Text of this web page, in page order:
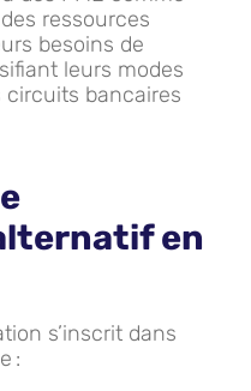
ressources
besoins de
leurs modes
bancaires
en
s’inscrit dans
: